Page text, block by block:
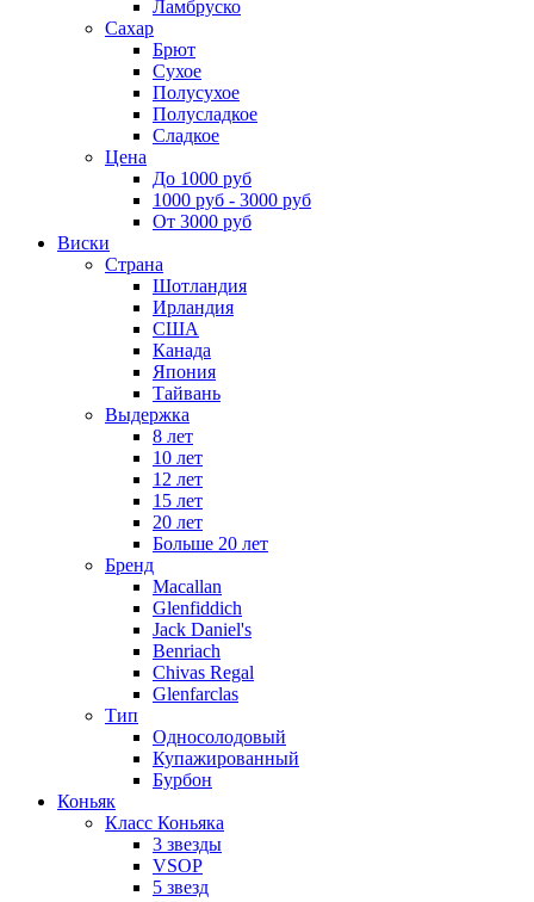
Ламбруско
Сахар
Брют
Сухое
Полусухое
Полусладкое
Сладкое
Цена
До 1000 руб
1000 руб - 3000 руб
От 3000 руб
Виски
Страна
Шотландия
Ирландия
США
Канада
Япония
Тайвань
Выдержка
8 лет
10 лет
12 лет
15 лет
20 лет
Больше 20 лет
Бренд
Macallan
Glenfiddich
Jack Daniel's
Benriach
Chivas Regal
Glenfarclas
Тип
Односолодовый
Купажированный
Бурбон
Коньяк
Класс Коньяка
3 звезды
VSOP
5 звезд